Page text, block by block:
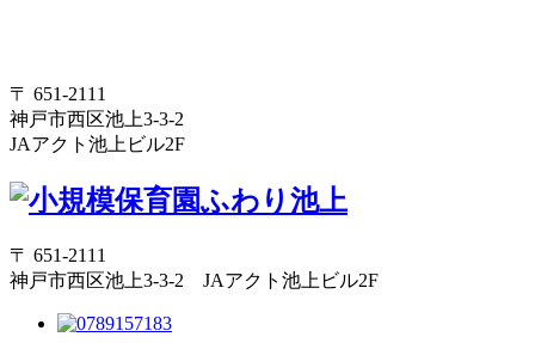
〒 651-2111
神戸市西区池上3-3-2
JAアクト池上ビル2F
〒 651-2111
神戸市西区池上3-3-2 JAアクト池上ビル2F